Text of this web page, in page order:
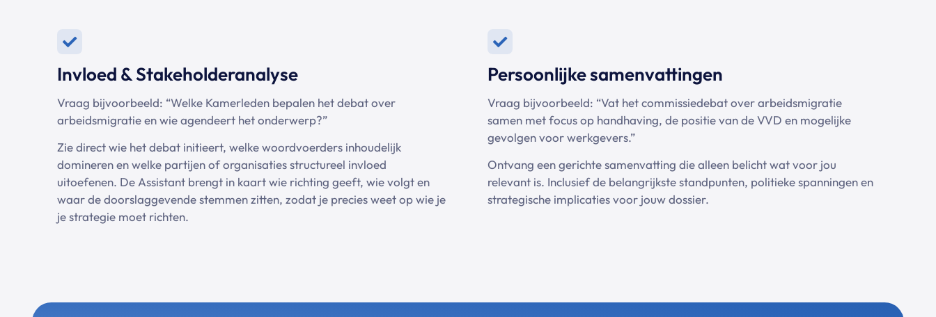
Invloed & Stakeholderanalyse
Vraag bijvoorbeeld: “Welke Kamerleden bepalen het debat over
arbeidsmigratie en wie agendeert het onderwerp?”
Zie direct wie het debat initieert, welke woordvoerders inhoudelijk
domineren en welke partijen of organisaties structureel invloed
uitoefenen. De Assistant brengt in kaart wie richting geeft, wie volgt en
waar de doorslaggevende stemmen zitten, zodat je precies weet op wie je
je strategie moet richten.
Persoonlijke samenvattingen
Vraag bijvoorbeeld: “Vat het commissiedebat over arbeidsmigratie
samen met focus op handhaving, de positie van de VVD en mogelijke
gevolgen voor werkgevers.”
Ontvang een gerichte samenvatting die alleen belicht wat voor jou
relevant is. Inclusief de belangrijkste standpunten, politieke spanningen en
strategische implicaties voor jouw dossier.